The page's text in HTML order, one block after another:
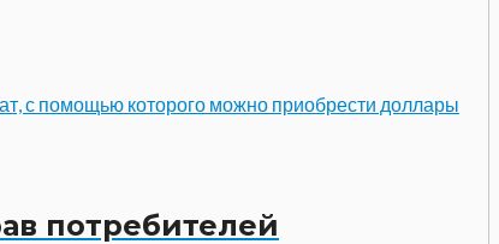
с помощью которого можно приобрести доллары
потребителей